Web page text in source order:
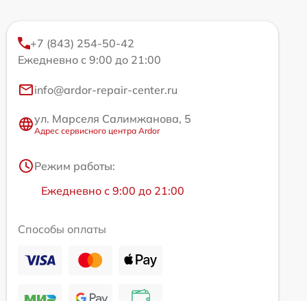
+7 (843) 254-50-42
Ежедневно с 9:00 до 21:00
info@ardor-repair-center.ru
ул. Марселя Салимжанова, 5
Адрес сервисного центра Ardor
Режим работы:
Ежедневно с 9:00 до 21:00
Способы оплаты